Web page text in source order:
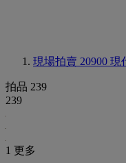
現場拍賣 20900 現
拍品 239
239
1 更多